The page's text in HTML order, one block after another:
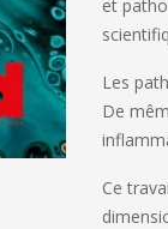
et
Les
De
Ce